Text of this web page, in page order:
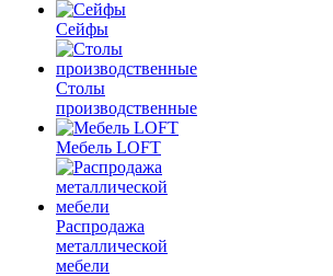
Сейфы
Столы
производственные
Мебель LOFT
Распродажа
металлической
мебели